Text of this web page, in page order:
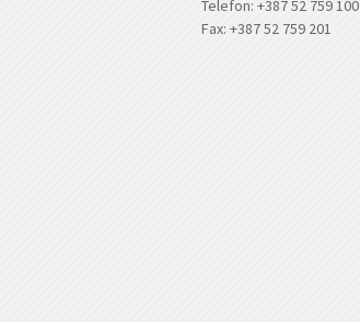
Telefon: +387 52 759 100
Fax: +387 52 759 201